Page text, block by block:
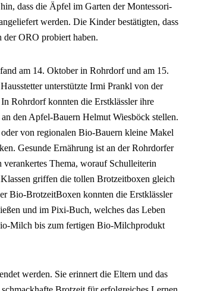
dass die Äpfel im Garten der Montessori-
werden. Die Kinder bestätigten, dass
der ORO probiert haben.
am 14. Oktober in Rohrdorf und am 15.
unterstützte Irmi Prankl von der
Rohrdorf konnten die Erstklässler ihre
den Apfel-Bauern Helmut Wiesböck stellen.
von regionalen Bio-Bauern kleine Makel
Gesunde Ernährung ist an der Rohrdorfer
Thema, worauf Schulleiterin
griffen die tollen Brotzeitboxen gleich
Bio-BrotzeitBoxen konnten die Erstklässler
und im Pixi-Buch, welches das Leben
Milch bis zum fertigen Bio-Milchprodukt
werden. Sie erinnert die Eltern und das